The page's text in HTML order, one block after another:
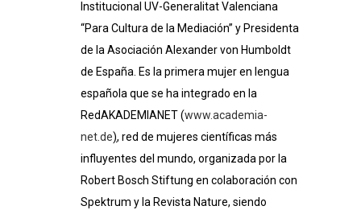
Institucional UV-Generalitat Valenciana
“Para Cultura de la Mediación” y Presidenta
de la Asociación Alexander von Humboldt
de España. Es la primera mujer en lengua
española que se ha integrado en la
RedAKADEMIANET (www.academia-
net.de), red de mujeres científicas más
influyentes del mundo, organizada por la
Robert Bosch Stiftung en colaboración con
Spektrum y la Revista Nature, siendo